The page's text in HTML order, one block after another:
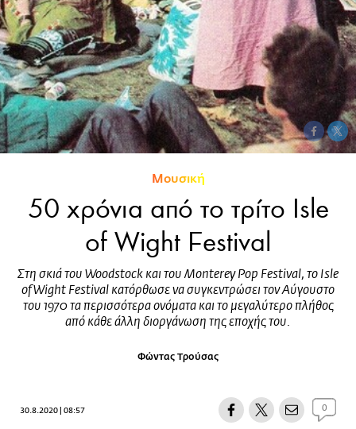
Μουσική
50 χρόνια από το τρίτο Isle
of Wight Festival
Στη σκιά του Woodstock και του Monterey Pop Festival, το Isle
of Wight Festival κατόρθωσε να συγκεντρώσει τον Αύγουστο
του 1970 τα περισσότερα ονόματα και το μεγαλύτερο πλήθος
από κάθε άλλη διοργάνωση της εποχής του.
Φώντας Τρούσας
30.8.2020 | 08:57 0